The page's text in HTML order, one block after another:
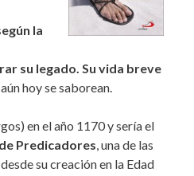
la
su legado. Su vida breve
hoy se saborean.
en el año 1170 y sería el
Predicadores, una de las
su creación en la Edad